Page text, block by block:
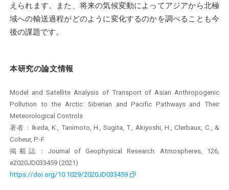
えられます。また、将来の気候変動によってアジアから北極
域への輸送過程がどのように変化するのかを調べることも今
後の課題です。
本研究の論文情報
Model and Satellite Analysis of Transport of Asian Anthropogenic
Pollution to the Arctic: Siberian and Pacific Pathways and Their
Meteorological Controls
著者：Ikeda, K., Tanimoto, H., Sugita, T., Akiyoshi, H., Clerbaux, C., &
Coheur, P.-F.
掲載誌：Journal of Geophysical Research: Atmospheres, 126,
e2020JD033459 (2021)
https://doi.org/10.1029/2020JD033459